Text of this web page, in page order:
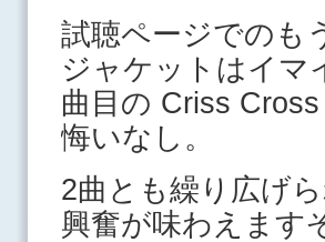
試聴ページでのも
ジャケットはイマ
曲目の Criss
悔いなし。
2曲とも繰り広げ
興奮が味わえます